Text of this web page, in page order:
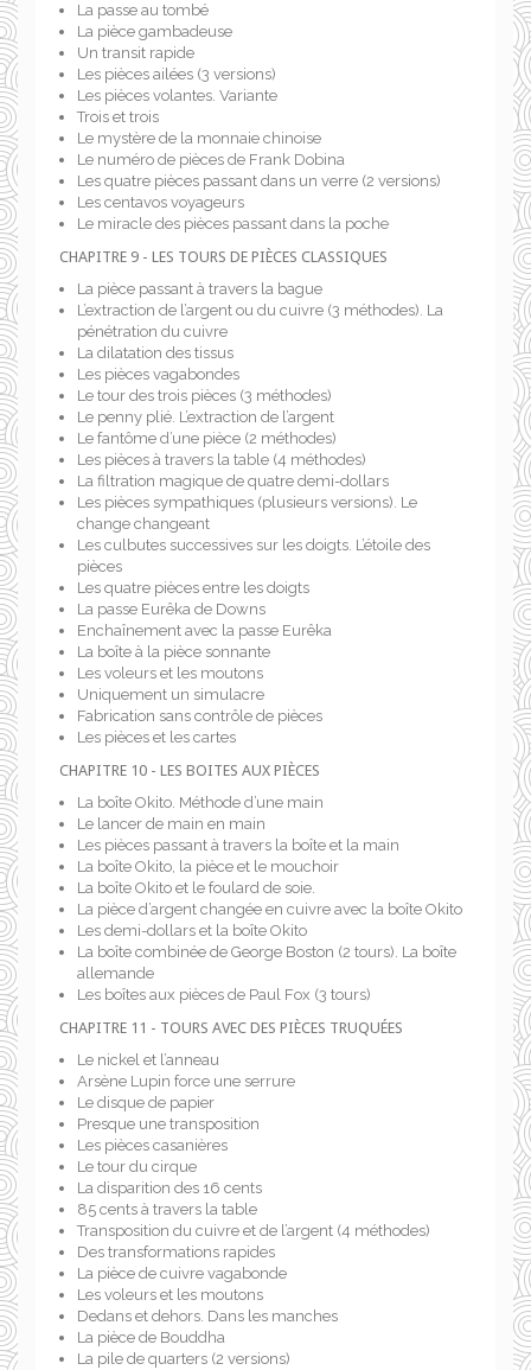
La passe au tombé
La pièce gambadeuse
Un transit rapide
Les pièces ailées (3 versions)
Les pièces volantes. Variante
Trois et trois
Le mystère de la monnaie chinoise
Le numéro de pièces de Frank Dobina
Les quatre pièces passant dans un verre (2 versions)
Les centavos voyageurs
Le miracle des pièces passant dans la poche
CHAPITRE 9 - LES TOURS DE PIÈCES CLASSIQUES
La pièce passant à travers la bague
L’extraction de l’argent ou du cuivre (3 méthodes). La
pénétration du cuivre
La dilatation des tissus
Les pièces vagabondes
Le tour des trois pièces (3 méthodes)
Le penny plié. L’extraction de l’argent
Le fantôme d’une pièce (2 méthodes)
Les pièces à travers la table (4 méthodes)
La filtration magique de quatre demi-dollars
Les pièces sympathiques (plusieurs versions). Le
change changeant
Les culbutes successives sur les doigts. L’étoile des
pièces
Les quatre pièces entre les doigts
La passe Eurêka de Downs
Enchaînement avec la passe Eurêka
La boîte à la pièce sonnante
Les voleurs et les moutons
Uniquement un simulacre
Fabrication sans contrôle de pièces
Les pièces et les cartes
CHAPITRE 10 - LES BOITES AUX PIÈCES
La boîte Okito. Méthode d’une main
Le lancer de main en main
Les pièces passant à travers la boîte et la main
La boîte Okito, la pièce et le mouchoir
La boîte Okito et le foulard de soie.
La pièce d’argent changée en cuivre avec la boîte Okito
Les demi-dollars et la boîte Okito
La boîte combinée de George Boston (2 tours). La boîte
allemande
Les boîtes aux pièces de Paul Fox (3 tours)
CHAPITRE 11 - TOURS AVEC DES PIÈCES TRUQUÉES
Le nickel et l’anneau
Arsène Lupin force une serrure
Le disque de papier
Presque une transposition
Les pièces casanières
Le tour du cirque
La disparition des 16 cents
85 cents à travers la table
Transposition du cuivre et de l’argent (4 méthodes)
Des transformations rapides
La pièce de cuivre vagabonde
Les voleurs et les moutons
Dedans et dehors. Dans les manches
La pièce de Bouddha
La pile de quarters (2 versions)